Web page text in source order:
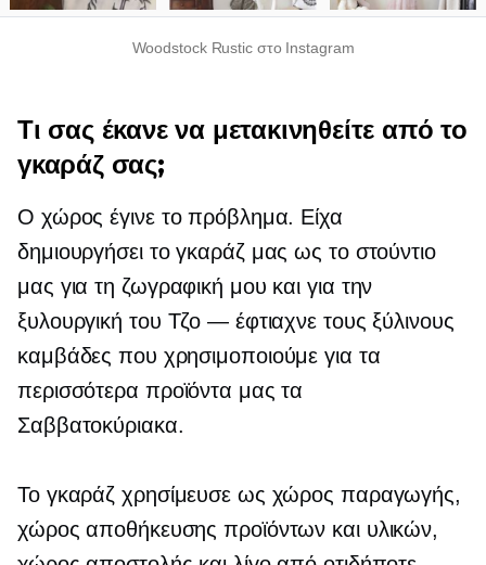
Woodstock Rustic στο Instagram
Τι σας έκανε να μετακινηθείτε από το
γκαράζ σας;
Ο χώρος έγινε το πρόβλημα. Είχα
δημιουργήσει το γκαράζ μας ως το στούντιο
μας για τη ζωγραφική μου και για την
ξυλουργική του Τζο — έφτιαχνε τους ξύλινους
καμβάδες που χρησιμοποιούμε για τα
περισσότερα προϊόντα μας τα
Σαββατοκύριακα.
Το γκαράζ χρησίμευσε ως χώρος παραγωγής,
χώρος αποθήκευσης προϊόντων και υλικών,